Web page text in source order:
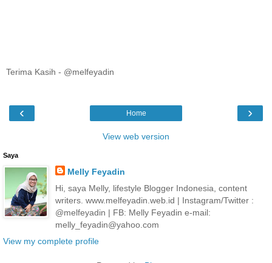
Terima Kasih - @melfeyadin
‹ ›
Home
View web version
Saya
Melly Feyadin
Hi, saya Melly, lifestyle Blogger Indonesia, content
writers. www.melfeyadin.web.id | Instagram/Twitter :
@melfeyadin | FB: Melly Feyadin e-mail:
melly_feyadin@yahoo.com
View my complete profile